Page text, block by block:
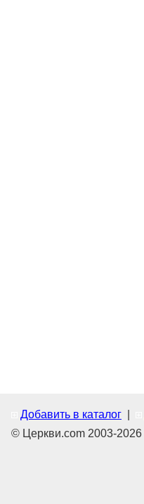
Добавить в каталог
© Церкви.com 2003-2026